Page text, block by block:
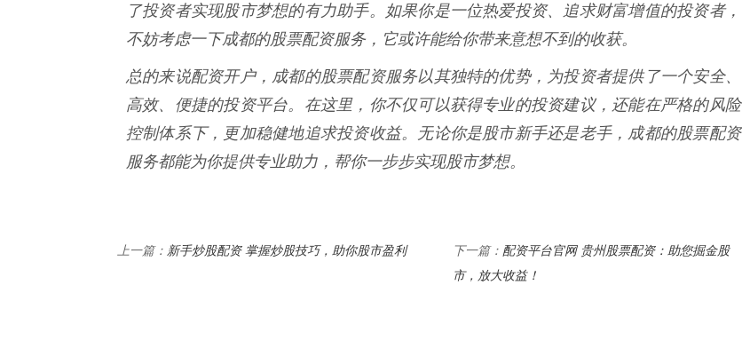
了投资者实现股市梦想的有力助手。如果你是一位热爱投资、追求财富增值的投资者，
不妨考虑一下成都的股票配资服务，它或许能给你带来意想不到的收获。
总的来说配资开户，成都的股票配资服务以其独特的优势，为投资者提供了一个安全、
高效、便捷的投资平台。在这里，你不仅可以获得专业的投资建议，还能在严格的风险
控制体系下，更加稳健地追求投资收益。无论你是股市新手还是老手，成都的股票配资
服务都能为你提供专业助力，帮你一步步实现股市梦想。
上一篇： 新手炒股配资 掌握炒股技巧，助你股市盈利 下一篇： 配资平台官网 贵州股票配资：助您掘金股
市，放大收益！